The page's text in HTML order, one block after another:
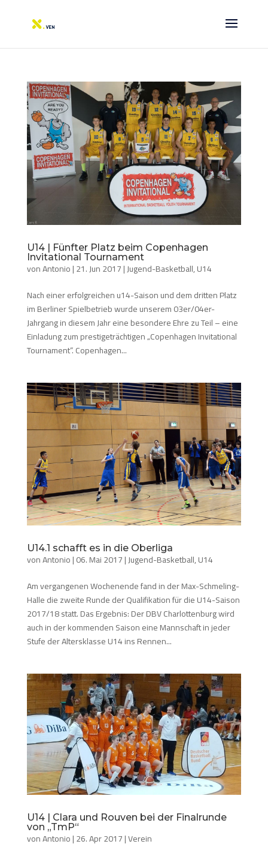
U14 | Fünfter Platz beim Copenhagen
Invitational Tournament
vonAntonio|21. Jun 2017|Jugend-Basketball,U14
Nach einer erfolgreichen u14-Saison und dem dritten Platz
im Berliner Spielbetrieb wurde unserem 03er/04er-
Jahrgang in diesem Jahr eine besondere Ehre zu Teil – eine
Einladung zum prestigeträchtigen „Copenhagen Invitational
Tournament“. Copenhagen...
U14.1 schafft es in die Oberliga
vonAntonio|06. Mai 2017|Jugend-Basketball,U14
Am vergangenen Wochenende fand in der Max-Schmeling-
Halle die zweite Runde der Qualifikation für die U14-Saison
2017/18 statt. Das Ergebnis: Der DBV Charlottenburg wird
auch in der kommenden Saison eine Mannschaft in jeder
Stufe der Altersklasse U14 ins Rennen...
U14 | Clara und Rouven bei der Finalrunde
von „TmP“
vonAntonio|26. Apr 2017|Verein